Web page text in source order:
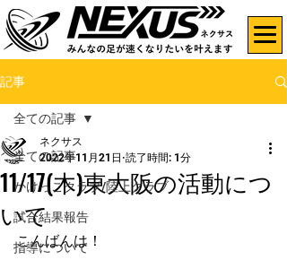
記事
全ての記事
かけっこクラブ/陸上クラブ
試合結果報告
指導について
全ての記事
11/17(木)東大阪の活動につ
いて
ネクサス
2022年11月21日 読了時間: 1分
こんばんは！